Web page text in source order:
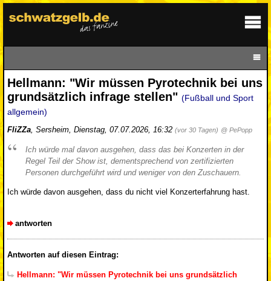
Hellmann: "Wir müssen Pyrotechnik bei uns
grundsätzlich infrage stellen" (Fußball und Sport
allgemein)
FliZZa, Sersheim, Dienstag, 07.07.2026, 16:32 (vor 30 Tagen) @ PePopp
Ich würde mal davon ausgehen, dass das bei Konzerten in der
Regel Teil der Show ist, dementsprechend von zertifizierten
Personen durchgeführt wird und weniger von den Zuschauern.
Ich würde davon ausgehen, dass du nicht viel Konzerterfahrung hast.
antworten
Antworten auf diesen Eintrag:
Hellmann: "Wir müssen Pyrotechnik bei uns grundsätzlich